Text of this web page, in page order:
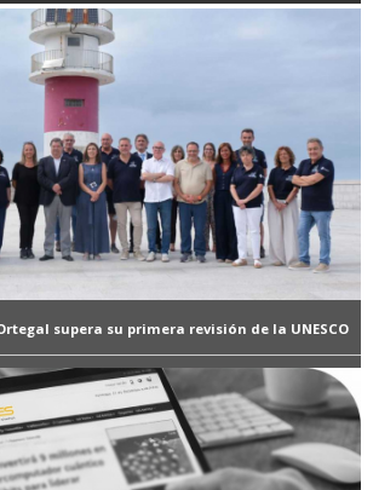
supera su primera revisión de la UNESCO